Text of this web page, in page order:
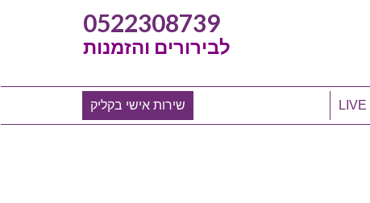
0522308739
לבירורים והזמנות
שירות אישי בקליק